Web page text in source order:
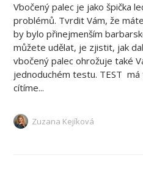
Vbočený palec je jako špička
problémů. Tvrdit Vám, že
by bylo přinejmenším
můžete udělat, je zjistit, jak
vbočený palec ohrožuje také
jednoduchém testu. TEST
cítíme...
Zuzana Kejíková